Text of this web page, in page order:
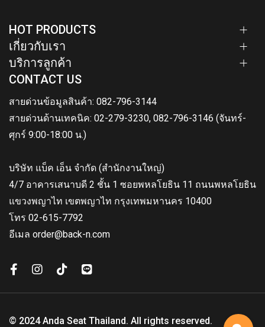
HOT PRODUCTS
เกี่ยวกับเรา
บริการลูกค้า
CONTACT US
สายด่วนข้อมูลสินค้า: 082-796-3144
สายด่วนด้านเทคนิค: 02-279-3230, 082-796-3146 (จันทร์-
ศุกร์ 9:00-18:00 น.)
บริษัท แบ็ค เอ็น จำกัด (สำนักงานใหญ่)
4/7 อาคารเสนาบดี 2 ชั้น 1 ซอยพหลโยธิน 11 ถนนพหลโยธิน
แขวงพญาไท เขตพญาไท กรุงเทพมหานคร 10400
โทร 02-615-7792
อีเมล order@back-n.com
© 2024 Anda Seat Thailand. All rights reserved.